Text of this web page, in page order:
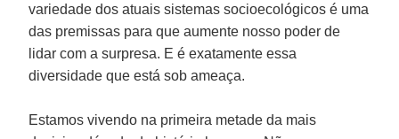
variedade dos atuais sistemas socioecológicos é uma
das premissas para que aumente nosso poder de
lidar com a surpresa. E é exatamente essa
diversidade que está sob ameaça.
Estamos vivendo na primeira metade da mais